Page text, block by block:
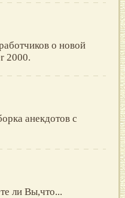
о новой
2000.
анекдотов с
ли Вы,что...